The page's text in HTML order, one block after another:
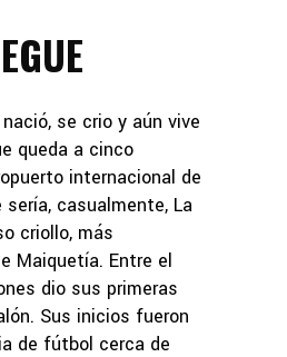
se crio y aún vive
queda a cinco
internacional de
sería, casualmente, La
criollo, más
Maiquetía. Entre el
dio sus primeras
Sus inicios fueron
de fútbol cerca de